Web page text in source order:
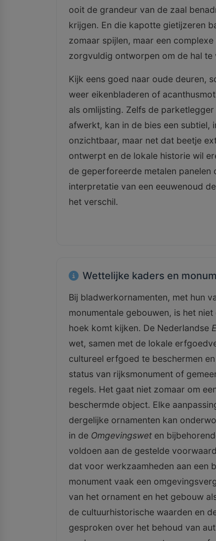
ooit de grandeur van de zaal
krijgen. En die kapotte gietijzeren
zomaar spijlen, maar een
zorgvuldig ontworpen om de hal te
Kijk eens goed naar oude deuren,
weer eikenbladeren of
als omlijsting. Zelfs de
afwerkt, kan in de bies een subtiel,
onzichtbaar, maar net dat beetje
ontwerpt en de lokale historie wil
de geperforeerde metalen panelen
interpretatie van een eeuwenoud
het verschil.
Wettelijke kaders en
Bij bladwerkornamenten, met hun
monumentale gebouwen, is het
hoek komt kijken. De Nederlandse
wet, samen met de lokale
cultureel erfgoed te beschermen
status van rijksmonument of
regels. Het gaat niet zomaar om
beschermde object. Elke
dergelijke ornamenten kan
in de Omgevingswet en
voldoen aan de gestelde
dat voor werkzaamheden aan een
monument vaak een
van het ornament en het gebouw
de cultuurhistorische waarden en
gesproken over het behoud van